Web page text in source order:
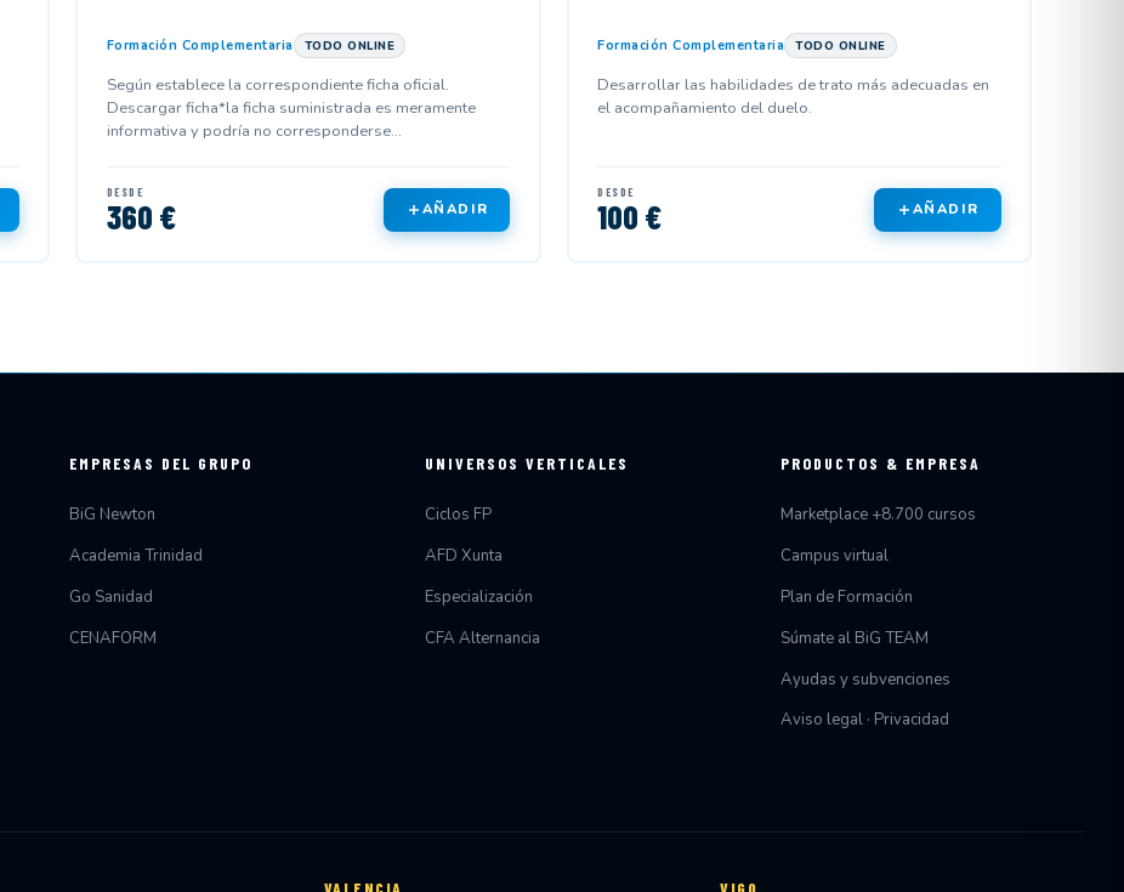
Formación Complementaria TODO ONLINE
Según establece la correspondiente ficha oficial.
Descargar ficha*la ficha suministrada es meramente
informativa y podría no corresponderse...
DESDE
360 € AÑADIR
Formación Complementaria TODO ONLINE
Desarrollar las habilidades de trato más adecuadas en
el acompañamiento del duelo.
DESDE
100 € AÑADIR
EMPRESAS DEL GRUPO
BiG Newton
Academia Trinidad
Go Sanidad
CENAFORM
UNIVERSOS VERTICALES
Ciclos FP
AFD Xunta
Especialización
CFA Alternancia
PRODUCTOS & EMPRESA
Marketplace +8.700 cursos
Campus virtual
Plan de Formación
Súmate al BiG TEAM
Ayudas y subvenciones
Aviso legal · Privacidad
VALENCIA VIGO